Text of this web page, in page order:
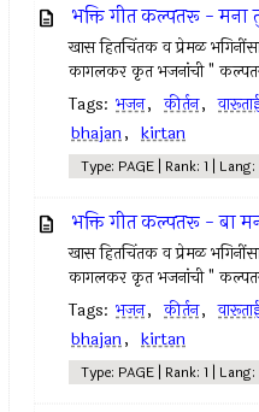
भक्ति गीत कल्पतरू -
खास हितचिंतक व प्रेमळ
कागलकर कृत भजनांची "
Tags: भजन, कीर्तन,
bhajan, kirtan
Type: PAGE | Rank: 1 |
भक्ति गीत कल्पतरू - बा
खास हितचिंतक व प्रेमळ
कागलकर कृत भजनांची "
Tags: भजन, कीर्तन,
bhajan, kirtan
Type: PAGE | Rank: 1 |